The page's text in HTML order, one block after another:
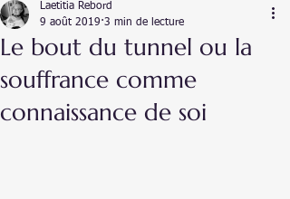
Le bout du tunnel ou la
souffrance comme
connaissance de soi
Laetitia Rebord
9 août 2019 3 min de lecture